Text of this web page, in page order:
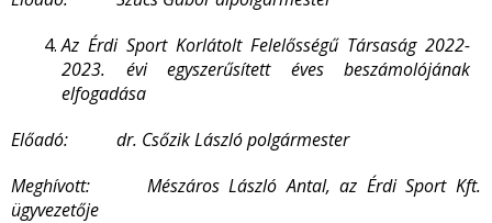
Az Érdi Sport Korlátolt Felelősségű Társaság 2022-
2023. évi egyszerűsített éves beszámolójának
elfogadása
Előadó: dr. Csőzik László polgármester
Meghívott: Mészáros László Antal, az Érdi Sport Kft.
ügyvezetője